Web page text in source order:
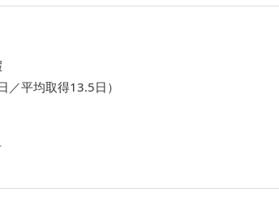
／平均取得13.5日）